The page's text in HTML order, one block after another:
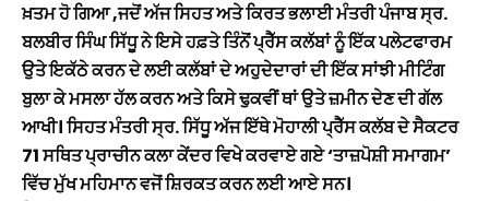
ਖ਼ਤਮ ਹੋ ਗਿਆ ,ਜਦੋਂ ਅੱਜ ਸਿਹਤ ਅਤੇ ਕਿਰਤ ਭਲਾਈ ਮੰਤਰੀ ਪੰਜਾਬ ਸ੍ਰ.
ਬਲਬੀਰ ਸਿੰਘ ਸਿੱਧੂ ਨੇ ਇਸੇ ਹਫ਼ਤੇ ਤਿੰਨੋਂ ਪ੍ਰੈੱਸ ਕਲੱਬਾਂ ਨੂੰ ਇੱਕ ਪਲੇਟਫਾਰਮ
ਉਤੇ ਇਕੱਠੇ ਕਰਨ ਦੇ ਲਈ ਕਲੱਬਾਂ ਦੇ ਅਹੁਦੇਦਾਰਾਂ ਦੀ ਇੱਕ ਸਾਂਝੀ ਮੀਟਿੰਗ
ਬੁਲਾ ਕੇ ਮਸਲਾ ਹੱਲ ਕਰਨ ਅਤੇ ਕਿਸੇ ਢੁਕਵੀਂ ਥਾਂ ਉਤੇ ਜ਼ਮੀਨ ਦੇਣ ਦੀ ਗੱਲ
ਆਖੀ। ਸਿਹਤ ਮੰਤਰੀ ਸ੍ਰ. ਸਿੱਧੂ ਅੱਜ ਇੱਥੇ ਮੋਹਾਲੀ ਪ੍ਰੈੱਸ ਕਲੱਬ ਦੇ ਸੈਕਟਰ
71 ਸਥਿਤ ਪ੍ਰਾਚੀਨ ਕਲਾ ਕੇਂਦਰ ਵਿਖੇ ਕਰਵਾਏ ਗਏ ‘ਤਾਜ਼ਪੋਸ਼ੀ ਸਮਾਗਮ’
ਵਿੱਚ ਮੁੱਖ ਮਹਿਮਾਨ ਵਜੋਂ ਸ਼ਿਰਕਤ ਕਰਨ ਲਈ ਆਏ ਸਨ।